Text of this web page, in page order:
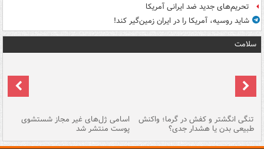
تحریم‌های جدید ضد ایرانی آمریکا
شاید روسیه، آمریکا را در ایران زمین‌گیر کند!
سلامت
تنگی انگشتر و کفش در گرما؛ واکنش
طبیعی بدن یا هشدار جدی؟
اسامی ژل‌های غیر مجاز شستشوی
پوست منتشر شد